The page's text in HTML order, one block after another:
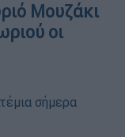
Μουζάκι
οι